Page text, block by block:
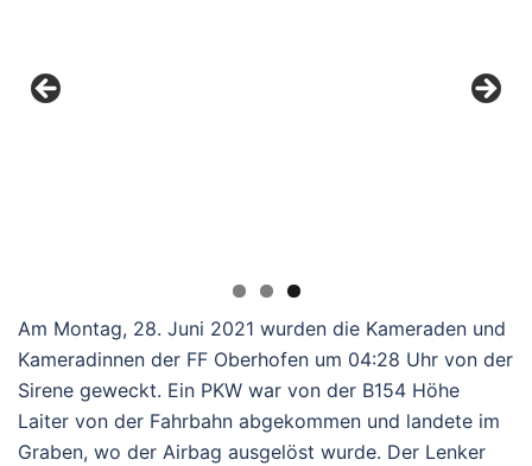
Am Montag, 28. Juni 2021 wurden die Kameraden und
Kameradinnen der FF Oberhofen um 04:28 Uhr von der
Sirene geweckt. Ein PKW war von der B154 Höhe
Laiter von der Fahrbahn abgekommen und landete im
Graben, wo der Airbag ausgelöst wurde. Der Lenker